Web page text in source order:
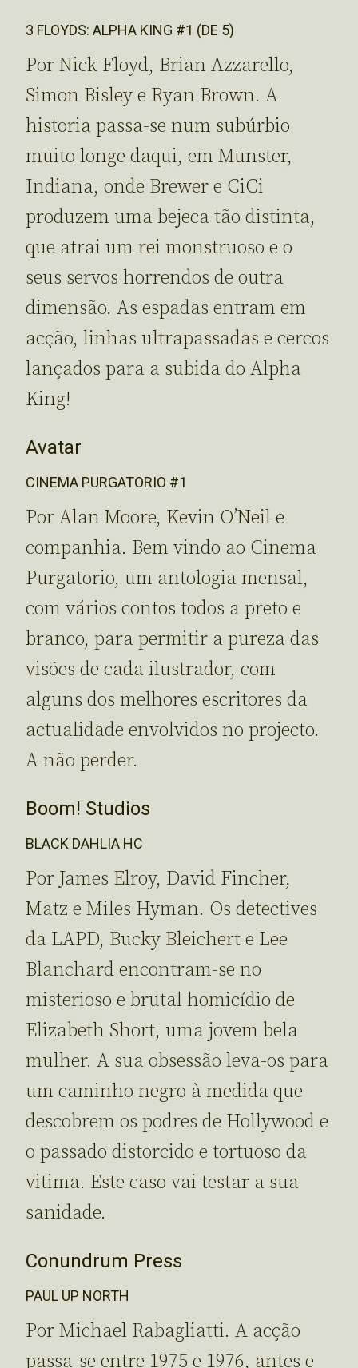
3 FLOYDS: ALPHA KING #1 (DE 5)
Por Nick Floyd, Brian Azzarello,
Simon Bisley e Ryan Brown. A
historia passa-se num subúrbio
muito longe daqui, em Munster,
Indiana, onde Brewer e CiCi
produzem uma bejeca tão distinta,
que atrai um rei monstruoso e o
seus servos horrendos de outra
dimensão. As espadas entram em
acção, linhas ultrapassadas e cercos
lançados para a subida do Alpha
King!
Avatar
CINEMA PURGATORIO #1
Por Alan Moore, Kevin O’Neil e
companhia. Bem vindo ao Cinema
Purgatorio, um antologia mensal,
com vários contos todos a preto e
branco, para permitir a pureza das
visões de cada ilustrador, com
alguns dos melhores escritores da
actualidade envolvidos no projecto.
A não perder.
Boom! Studios
BLACK DAHLIA HC
Por James Elroy, David Fincher,
Matz e Miles Hyman. Os detectives
da LAPD, Bucky Bleichert e Lee
Blanchard encontram-se no
misterioso e brutal homicídio de
Elizabeth Short, uma jovem bela
mulher. A sua obsessão leva-os para
um caminho negro à medida que
descobrem os podres de Hollywood e
o passado distorcido e tortuoso da
vitima. Este caso vai testar a sua
sanidade.
Conundrum Press
PAUL UP NORTH
Por Michael Rabagliatti. A acção
passa-se entre 1975 e 1976, antes e